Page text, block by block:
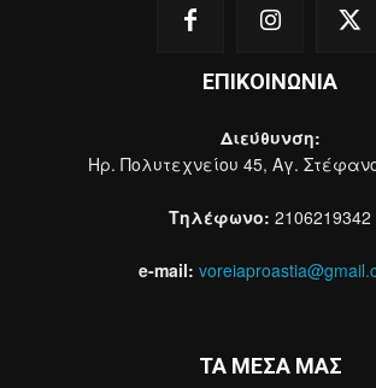
ΕΠΙΚΟΙΝΩΝΙΑ
Διεύθυνση:
Ηρ. Πολυτεχνείου 45, Αγ.
Τηλέφωνο: 2106219342
e-mail:
ΤΑ ΜΕΣΑ ΜΑΣ